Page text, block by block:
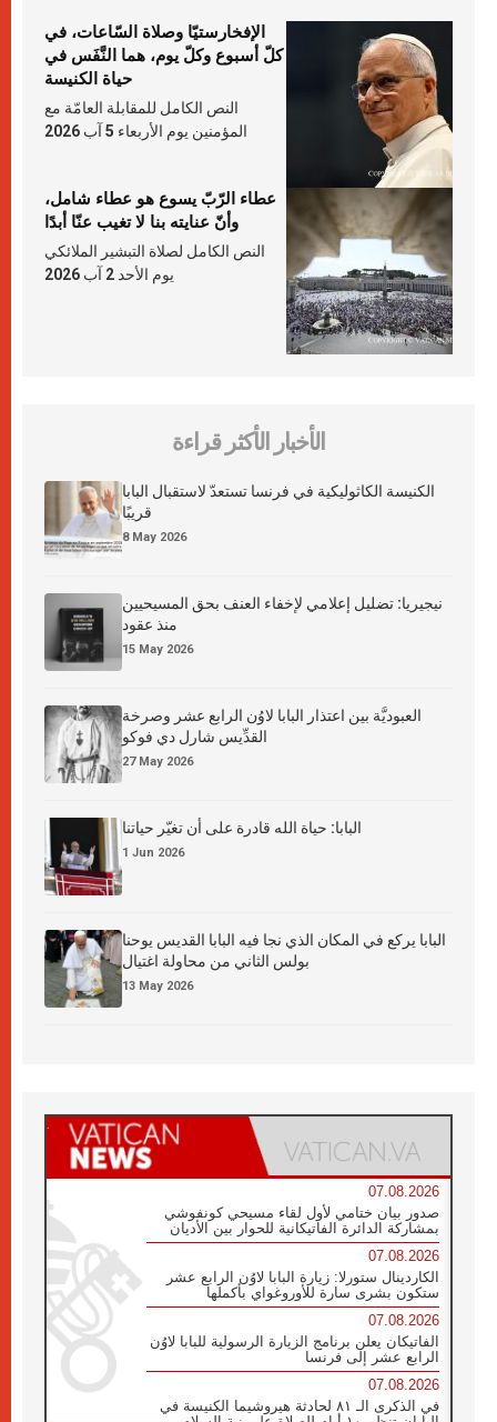
الإفخارستيّا وصلاة السّاعات، في
كلّ أسبوع وكلّ يوم، هما النَّفَس في
حياة الكنيسة
النص الكامل للمقابلة العامّة مع
المؤمنين يوم الأربعاء 5 آب 2026
عطاء الرّبّ يسوع هو عطاء شامل،
وأنّ عنايته بنا لا تغيب عنّا أبدًا
النص الكامل لصلاة التبشير الملائكي
يوم الأحد 2 آب 2026
الأخبار الأكثر قراءة
الكنيسة الكاثوليكية في فرنسا تستعدّ لاستقبال البابا
قريبًا
8 May 2026
نيجيريا: تضليل إعلامي لإخفاء العنف بحق المسيحيين
منذ عقود
15 May 2026
العبوديَّة بين اعتذار البابا لاوُن الرابع عشر وصرخة
القدِّيس شارل دي فوكو
27 May 2026
البابا: حياة الله قادرة على أن تغيّر حياتنا
1 Jun 2026
البابا يركع في المكان الذي نجا فيه البابا القديس يوحنا
بولس الثاني من محاولة اغتيال
13 May 2026
07.08.2026
صدور بيان ختامي لأول لقاء مسيحي كونفوشي
بمشاركة الدائرة الفاتيكانية للحوار بين الأديان
07.08.2026
الكاردينال ستورلا: زيارة البابا لاوُن الرابع عشر
ستكون بشرى سارة للأوروغواي بأكملها
07.08.2026
الفاتيكان يعلن برنامج الزيارة الرسولية للبابا لاوُن
الرابع عشر إلى فرنسا
07.08.2026
في الذكرى الـ ٨١ لحادثة هيروشيما الكنيسة في